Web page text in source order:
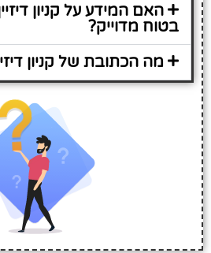
האם המידע על קניון
בטוח מדוייק?
מה הכתובת של קניון